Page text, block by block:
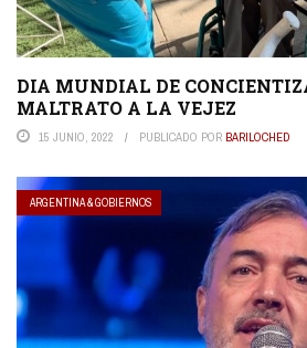
DIA MUNDIAL DE
MALTRATO A LA VEJEZ
15 JUNIO, 2022 PUBLICADO POR BARILOCHED
ARGENTINA & GOBIERNOS